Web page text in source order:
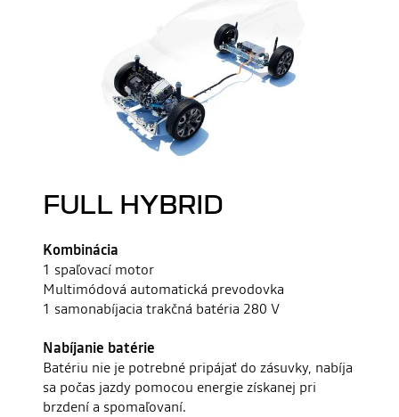
FULL HYBRID
Kombinácia
1 spaľovací motor
Multimódová automatická prevodovka
1 samonabíjacia trakčná batéria 280 V
Nabíjanie batérie
Batériu nie je potrebné pripájať do zásuvky, nabíja
sa počas jazdy pomocou energie získanej pri
brzdení a spomaľovaní.